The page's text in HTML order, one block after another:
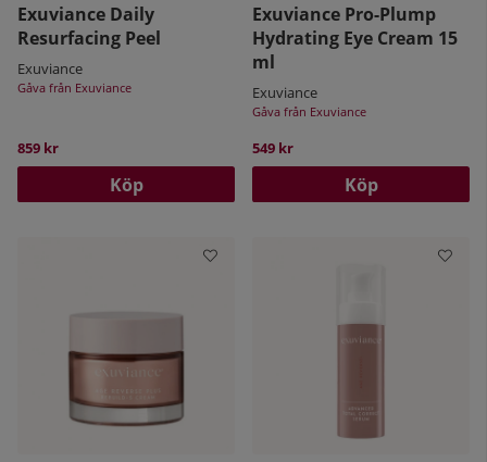
Exuviance Daily
Resurfacing Peel
Exuviance
Gåva från Exuviance
859 kr
Köp
Exuviance Pro-Plump
Hydrating Eye Cream 15
ml
Exuviance
Gåva från Exuviance
549 kr
Köp